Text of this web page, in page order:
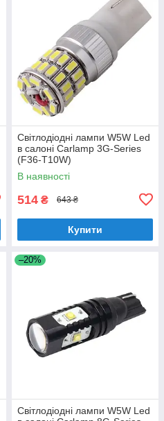
Світлодіодні лампи W5W Led
в салоні Carlamp 3G-Series
(F36-T10W)
В наявності
514 ₴ 643 ₴
Купити
–20%
Світлодіодні лампи W5W Led